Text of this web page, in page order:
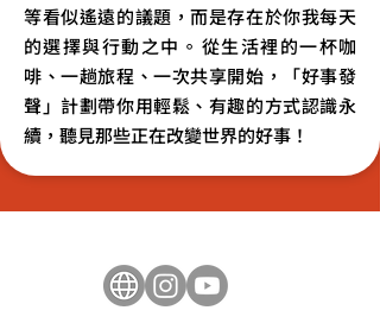
等看似遙遠的議題，而是存在於你我每天
的選擇與行動之中。​從生活裡的一杯咖
啡、一趟旅程、一次共享開始，「好事發
聲」計劃帶你用輕鬆、有趣的方式認識永
續，聽見那些正在改變世界的好事！​